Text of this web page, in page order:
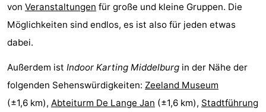
Sehen
tun
Museen
-
Denkmäler
-
von Veranstaltungen für große und kleine Gruppen. Die
Möglichkeiten sind endlos, es ist also für jeden etwas
dabei.
Außerdem ist Indoor Karting Middelburg in der Nähe der
folgenden Sehenswürdigkeiten: Zeeland Museum
(±1,6 km), Abteiturm De Lange Jan (±1,6 km), Stadtführung